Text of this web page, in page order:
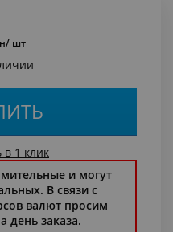
/ шт
в 1 клик
и могут
В связи с
валют просим
день заказа.